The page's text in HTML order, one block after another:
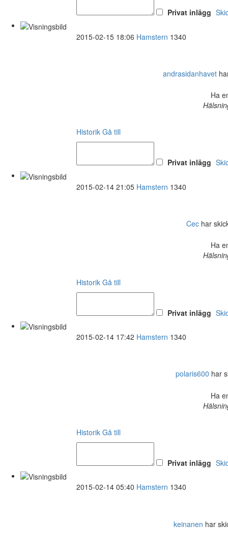
Privat inlägg
2015-02-15 18:06 Hamstern 1340
andrasidanhavet
Ha
Historik Gå till
Privat inlägg
2015-02-14 21:05 Hamstern 1340
Cechar
Ha
Historik Gå till
Privat inlägg
2015-02-14 17:42 Hamstern 1340
polaris600 har
Ha
Historik Gå till
Privat inlägg
2015-02-14 05:40 Hamstern 1340
keinanen har